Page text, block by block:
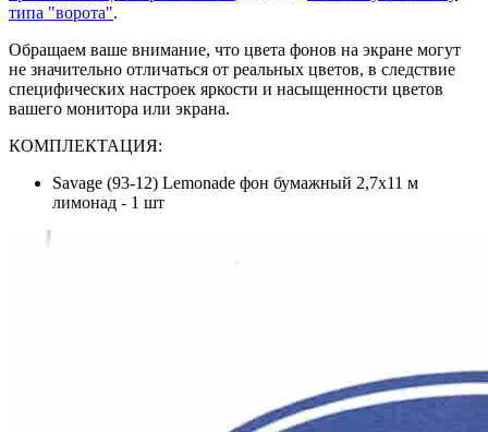
типа "ворота".
Обращаем ваше внимание, что цвета фонов на экране могут
не значительно отличаться от реальных цветов, в следствие
специфических настроек яркости и насыщенности цветов
вашего монитора или экрана.
КОМПЛЕКТАЦИЯ:
Savage (93-12) Lemonade фон бумажный 2,7x11 м
лимонад - 1 шт